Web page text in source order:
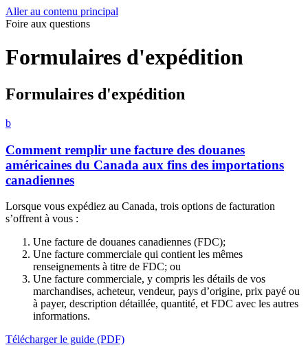
Aller au contenu principal
Foire aux questions
Formulaires d'expédition
Formulaires d'expédition
b
Comment remplir une facture des douanes
américaines du Canada aux fins des importations
canadiennes
Lorsque vous expédiez au Canada, trois options de facturation
s’offrent à vous :
Une facture de douanes canadiennes (FDC);
Une facture commerciale qui contient les mêmes
renseignements à titre de FDC; ou
Une facture commerciale, y compris les détails de vos
marchandises, acheteur, vendeur, pays d’origine, prix payé ou
à payer, description détaillée, quantité, et FDC avec les autres
informations.
Télécharger le guide (PDF)